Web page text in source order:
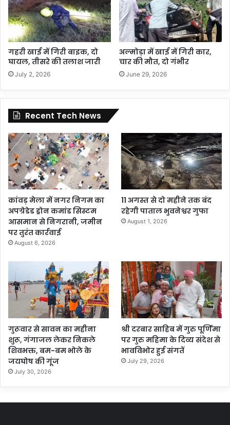
गहरी खाई में गिरी बाइक, दो
घायल, तीसरे की तलाश जारी
July 2, 2026
अल्मोड़ा में खाई में गिरी कार,
चार की मौत, दो गंभीर
June 29, 2026
Recent Tech News
कांवड़ मेला में नगर निगम का
अपग्रेडेड ड्रोन कमांड सिस्टम
आसमान से निगरानी, जमीन
पर तुरंत कार्रवाई
August 6, 2026
11 अगस्त से दो महीने तक बंद
रहेगी पाताल भुवनेश्वर गुफा
August 1, 2026
गुरूवार से सावन का महीना
शुरू, गंगाजल लेकर निकले
शिवभक्त, बम-बम भोले के
जयघोष की गूंज
July 30, 2026
श्री दरबार साहिब में गुरु पूर्णिमा
पर गुरु महिमा के दिव्य संदेश से
भावविभोर हुई संगतें
July 29, 2026